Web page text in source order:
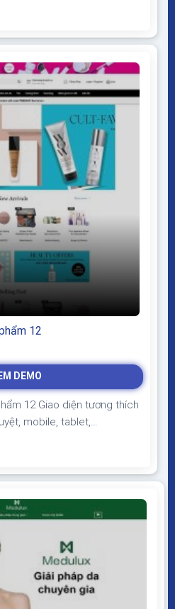
dễ dàng sử dụng Thiết kế
tối ưu với các công...
12
DEMO
12 Giao diện tương thích
mobile, tablet,
các công cụ tìm kiếm
không virus, không...